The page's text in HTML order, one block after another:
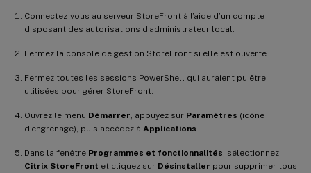
Connectez-vous au serveur StoreFront à l’aide d’un compte
disposant des autorisations d’administrateur local.
Fermez la console de gestion StoreFront si elle est ouverte.
Fermez toutes les sessions PowerShell qui auraient pu être
utilisées pour gérer StoreFront.
Ouvrez le menu Démarrer , appuyez sur Paramètres (icône
d’engrenage), puis accédez à Applications
Dans la fenêtre Programmes et fonctionnalités , sélectionnez
Citrix StoreFront et cliquez sur Désinstaller pour supprimer tous